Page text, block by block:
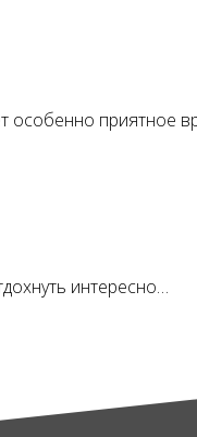
особенно приятное
интересно…